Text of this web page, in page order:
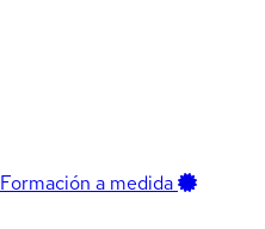
Formación a medida